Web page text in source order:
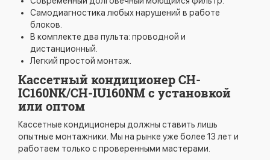
Самодиагностика любых нарушений в работе
блоков.
В комплекте два пульта: проводной и
дистанционный.
Легкий простой монтаж.
Кассетный кондиционер CH-
IC160NK/CH-IU160NM с установкой
или оптом
Кассетные кондиционеры должны ставить лишь
опытные монтажники. Мы на рынке уже более 13 лет и
работаем только с проверенными мастерами.